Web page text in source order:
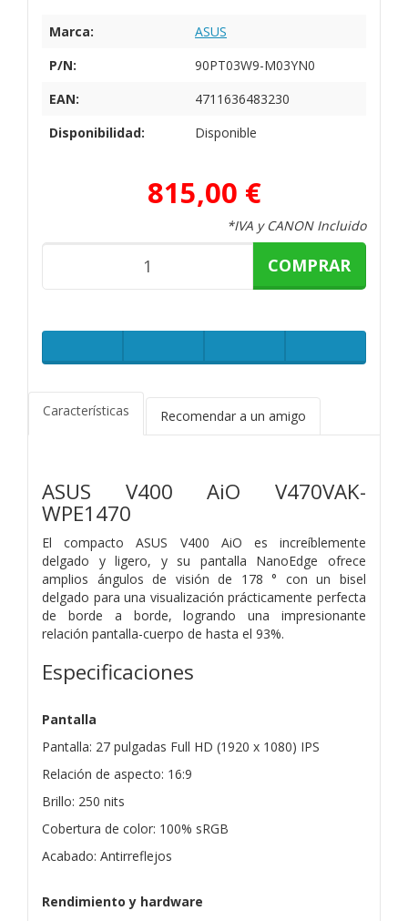
Marca:
ASUS
P/N:
90PT03W9-M03YN0
EAN:
4711636483230
Disponibilidad:
Disponible
815,00 €
*IVA y CANON Incluido
COMPRAR
Características Recomendar a un amigo
ASUS V400 AiO V470VAK-
WPE1470
El compacto ASUS V400 AiO es increíblemente
delgado y ligero, y su pantalla NanoEdge ofrece
amplios ángulos de visión de 178 ° con un bisel
delgado para una visualización prácticamente perfecta
de borde a borde, logrando una impresionante
relación pantalla-cuerpo de hasta el 93%.
Especificaciones
Pantalla
Pantalla: 27 pulgadas Full HD (1920 x 1080) IPS
Relación de aspecto: 16:9
Brillo: 250 nits
Cobertura de color: 100% sRGB
Acabado: Antirreflejos
Rendimiento y hardware